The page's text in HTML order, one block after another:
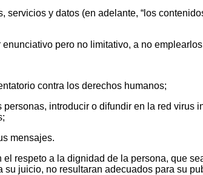
y datos (en adelante, “los
pero no limitativo, a no
contra los derechos humanos;
introducir o difundir en la red virus
mensajes.
respeto a la dignidad de la persona, que
juicio, no resultaran adecuados para su